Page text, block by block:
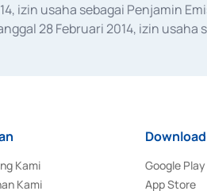
izin usaha sebagai Penjamin
28 Februari 2014, izin
Kami
Kami
Google Play
App Store